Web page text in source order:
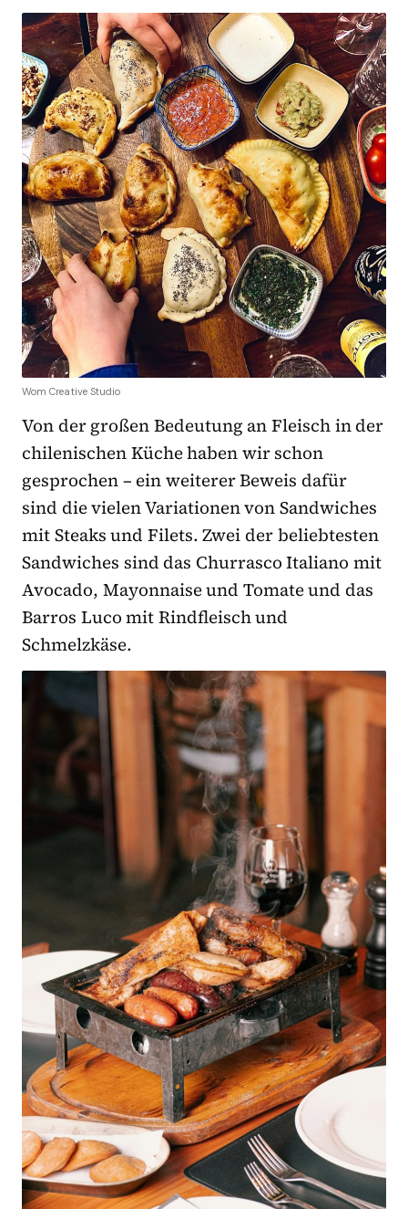
Wom Creative Studio
Von der großen Bedeutung an Fleisch in der
chilenischen Küche haben wir schon
gesprochen – ein weiterer Beweis dafür
sind die vielen Variationen von Sandwiches
mit Steaks und Filets. Zwei der beliebtesten
Sandwiches sind das Churrasco Italiano mit
Avocado, Mayonnaise und Tomate und das
Barros Luco mit Rindfleisch und
Schmelzkäse.